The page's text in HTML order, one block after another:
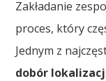
Zakładanie
proces, który
Jednym z
dobór